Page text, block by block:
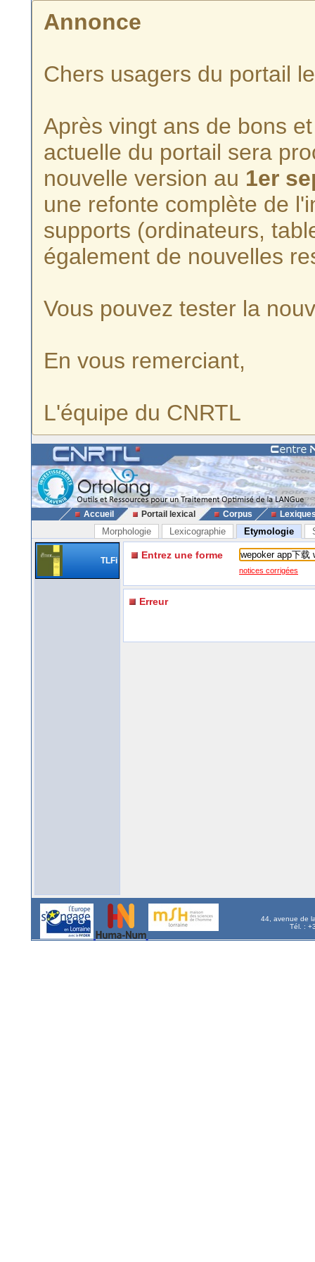
Annonce
Chers usagers du portail
Après vingt ans de bons
actuelle du portail sera
nouvelle version au 1er
une refonte complète de
supports (ordinateurs,
également de nouvelles
Vous pouvez tester la
En vous remerciant,
L'équipe du CNRTL
Accueil Portail lexical Corpus
Morphologie Lexicographie Etymologie
TLFi Entrez une forme
notices corrigées
Erreur
44, avenue de
Tél. :